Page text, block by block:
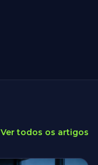
Ver todos os artigos